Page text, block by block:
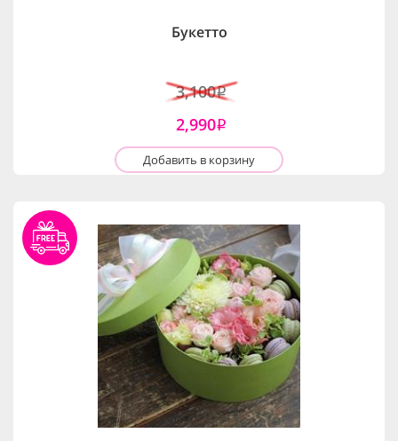
Букетто
3,100i
2,990i
Добавить в корзину